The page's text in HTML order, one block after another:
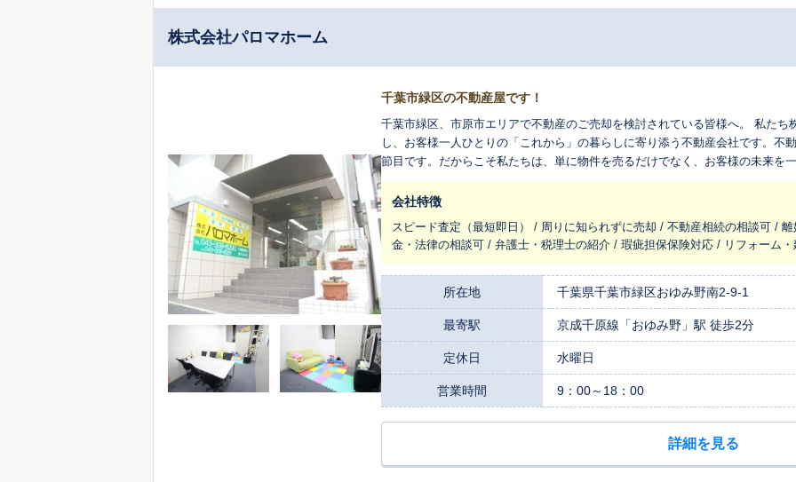
株式会社パロマホーム
千葉市緑区の不動産屋です！
千葉市緑区、市原市エリアで不動産のご売却を検討されている皆様へ。 私た
し、お客様一人ひとりの「これから」の暮らしに寄り添う不動産会社です。不
節目です。だからこそ私たちは、単に物件を売るだけでなく、お客様の未来を
ようお手伝いすることを使命としています。 私たちの強みは、地域に精通した査定力です。長年、緑区・市原市エリアに特
化してきた私たちだからこそ把握できる市場の動向や地域の特性を踏まえ、複
を共に作り上げます。 さらに、パロマホームならではの特徴が、売却に留まらない「住まいの総合的なお手伝い」です。私
たちは不動産売買だけでなく、注文住宅の建築やリフォーム事業も手がけてい
りの注文住宅を建てたい」「住み慣れた家をリフォームして住み続けるか、売
た空き家をどう活用すれば良いか分からない」など、お客様の様々なご要望や
えできます。売る、買う、建てる、直す。住まいに関するあらゆる選択肢をご
だける未来を描くお手伝いができます。 何よりも大切にしているのは、お客様の不安に耳を傾ける誠実な姿勢です。経験豊
す。お客様からは「細やかな対応で安心できた」とのお声をいただくことも多く
てや土地のご売却はもちろん、空き家に関するお悩みまで、どんなことでも構
会社特徴
スピード査定（最短即日） / 周りに知られずに売却 / 不動産相続の相談可 /
金・法律の相談可 / 弁護士・税理士の紹介 / 瑕疵担保保険対応 / リフォーム
所在地 千葉県千葉市緑区おゆみ野南2-9-1
最寄駅 京成千原線「おゆみ野」駅 徒歩2分
定休日 水曜日
営業時間 9：00～18：00
詳細を見る